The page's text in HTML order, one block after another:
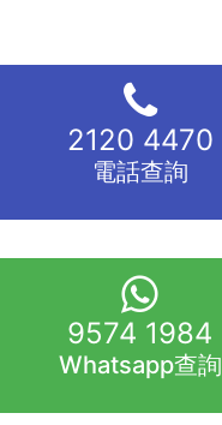
2120 4470
電話查詢
9574 1984
Whatsapp查詢